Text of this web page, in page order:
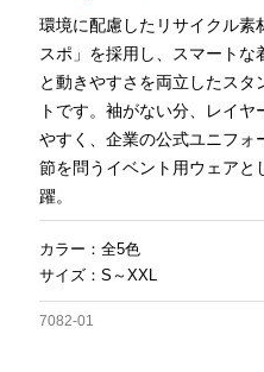
環境に配慮したリサイクル素
スポ」を採用し、スマートな
と動きやすさを両立したスタ
トです。袖がない分、レイヤ
やすく、企業の公式ユニフォ
節を問うイベント用ウェアと
躍。
カラー：全5色
サイズ：S～XXL
7082-01